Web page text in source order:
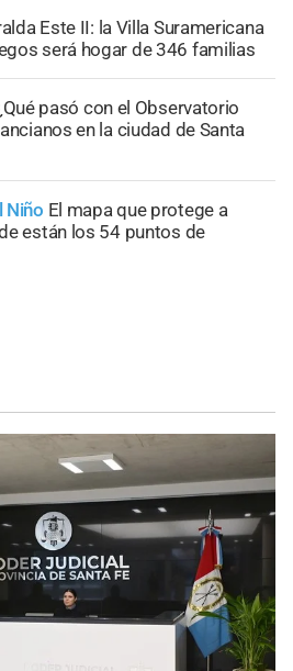
Este II: la Villa Suramericana
será hogar de 346 familias
pasó con el Observatorio
en la ciudad de Santa
Niño El mapa que protege a
están los 54 puntos de